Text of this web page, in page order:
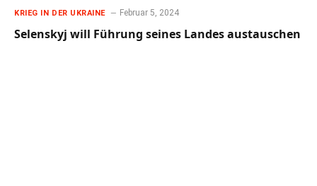
KRIEG IN DER UKRAINE Februar 5, 2024
Selenskyj will Führung seines Landes austauschen